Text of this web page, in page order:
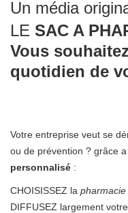
Un média
LE SAC A
Vous
quotidien de
Votre entreprise veut se
ou de prévention ? grâce
personnalisé :
CHOISISSEZ la pharmacie
DIFFUSEZ largement